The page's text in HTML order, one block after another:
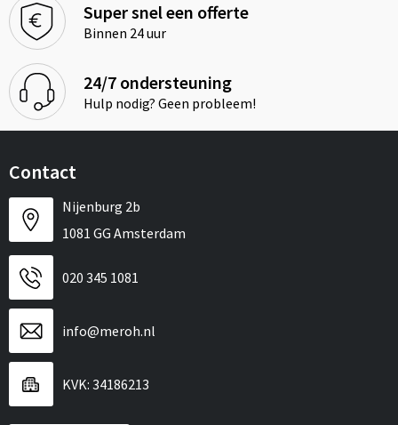
Super snel een offerte
Binnen 24 uur
24/7 ondersteuning
Hulp nodig? Geen probleem!
Contact
Nijenburg 2b
1081 GG Amsterdam
020 345 1081
info@meroh.nl
KVK: 34186213